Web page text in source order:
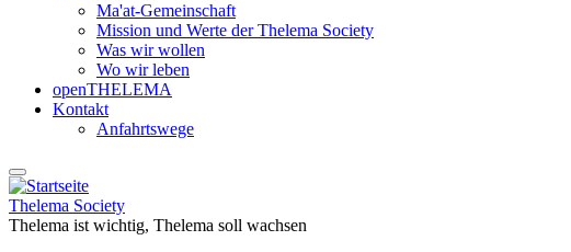
Ma'at-Gemeinschaft
Mission und Werte der Thelema Society
Was wir wollen
Wo wir leben
openTHELEMA
Kontakt
Anfahrtswege
Thelema Society
Thelema ist wichtig, Thelema soll wachsen